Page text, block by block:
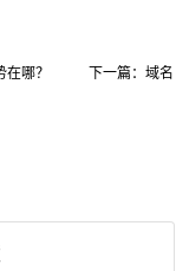
哪？
下一篇：域名